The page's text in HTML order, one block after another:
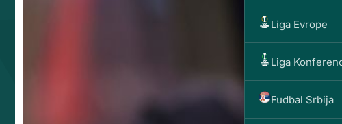
Liga Evrope
Liga
Fudbal Srbija